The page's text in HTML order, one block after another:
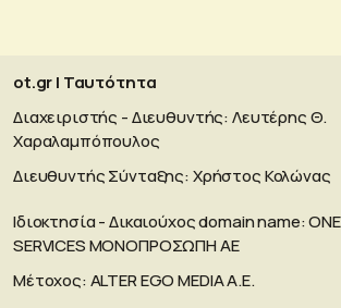
ot.gr | Ταυτότητα
Διαχειριστής - Διευθυντής: Λευτέρης Θ.
Χαραλαμπόπουλος
Διευθυντής Σύνταξης: Χρήστος Κολώνας
Ιδιοκτησία - Δικαιούχος domain name:
SERVICES MONOΠΡΟΣΩΠΗ ΑΕ
Μέτοχος: ALTER EGO MEDIA A.E.